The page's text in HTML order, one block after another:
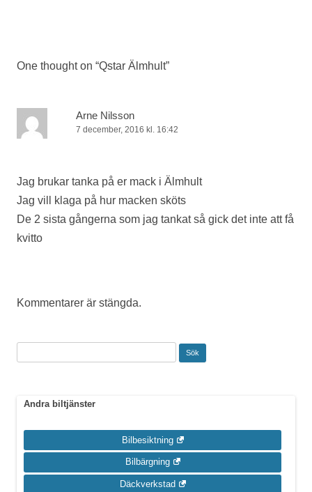
One thought on “Qstar Älmhult”
Arne Nilsson
7 december, 2016 kl. 16:42
Jag brukar tanka på er mack i Älmhult
Jag vill klaga på hur macken sköts
De 2 sista gångerna som jag tankat så gick det inte att få
kvitto
Kommentarer är stängda.
Andra biltjänster
Bilbesiktning
Bilbärgning
Däckverkstad